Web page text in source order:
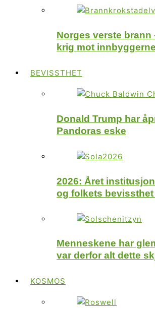
Norges verste brann
krig mot
BEVISSTHET
Donald Trump har
Pandoras eske
2026: Året
og folkets bevissthet
Menneskene har
var derfor alt dette
KOSMOS